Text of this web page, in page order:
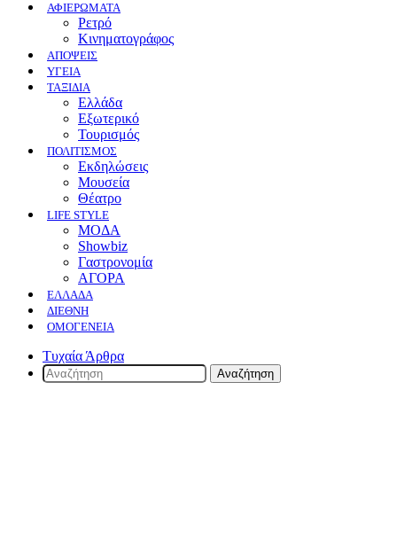
ΑΦΙΕΡΩΜΑΤΑ
Ρετρό
Κινηματογράφος
ΑΠΟΨΕΙΣ
ΥΓΕΙΑ
ΤΑΞΙΔΙΑ
Ελλάδα
Εξωτερικό
Τουρισμός
ΠΟΛΙΤΙΣΜΟΣ
Eκδηλώσεις
Mουσεία
Θέατρο
LIFE STYLE
ΜΟΔΑ
Showbiz
Γαστρονομία
ΑΓΟΡΑ
ΕΛΛΆΔΑ
ΔΙΕΘΝΉ
ΟΜΟΓΈΝΕΙΑ
Τυχαία Άρθρα
Αναζήτηση